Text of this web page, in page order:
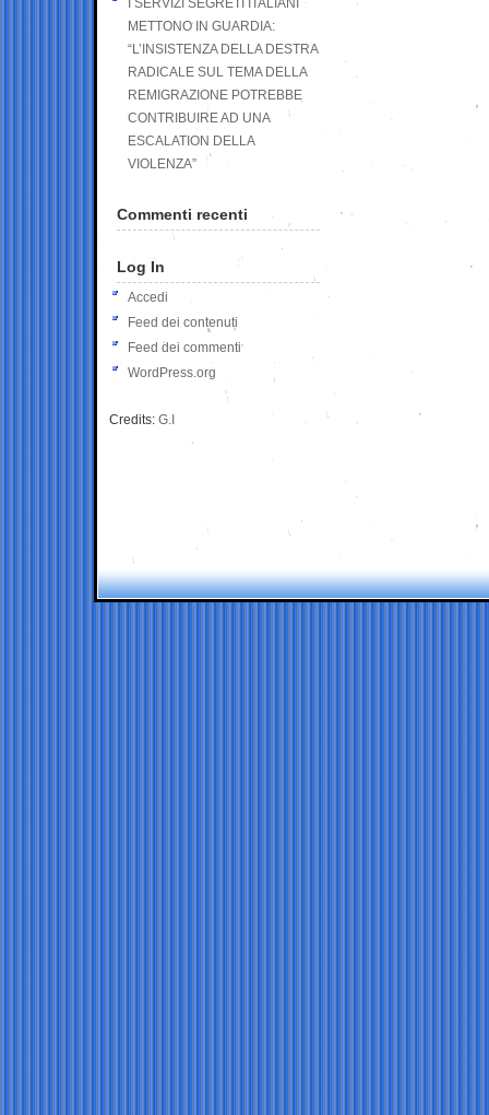
I SERVIZI SEGRETI ITALIANI
METTONO IN GUARDIA:
“L’INSISTENZA DELLA DESTRA
RADICALE SUL TEMA DELLA
REMIGRAZIONE POTREBBE
CONTRIBUIRE AD UNA
ESCALATION DELLA
VIOLENZA”
Commenti recenti
Log In
Accedi
Feed dei contenuti
Feed dei commenti
WordPress.org
Credits: G.I